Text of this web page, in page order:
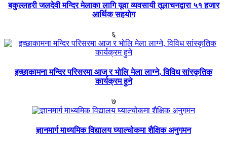
बकुल्लहरी जलदेवी मन्दिर मेलाका लागि यूवा व्यवसायी तूलाचनद्वारा ५१ हजार
आर्थिक सहयोग
६
इच्छाकामना मन्दिर परिसरमा आज र भोलि मेला लाग्ने, विविध सांस्कृतिक
कार्यक्रम हुने
७
ज्ञानमार्ग माध्यमिक विद्यालय घ्याल्चोकमा शैक्षिक अनुगमन